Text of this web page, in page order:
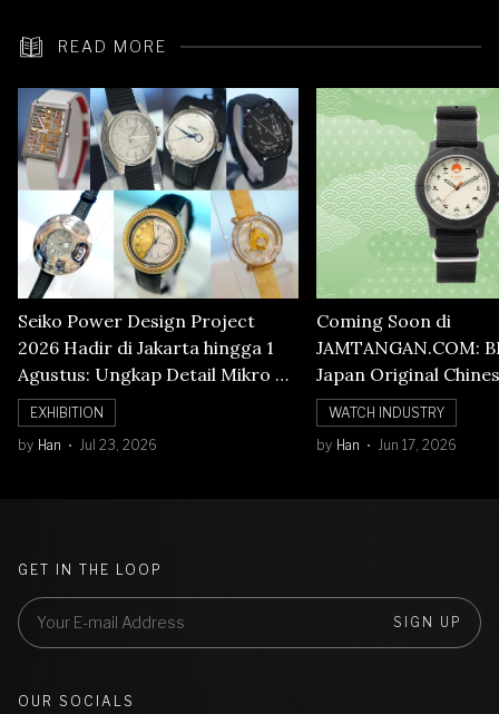
READ MORE
Seiko Power Design Project
2026 Hadir di Jakarta hingga 1
Agustus: Ungkap Detail Mikro di
Balik Seni Watchmaking
EXHIBITION
by Han Jul 23, 2026
Coming Soon di
JAMTANGAN.COM:
Japan Original
Numerals Watch
WATCH INDUSTRY
by Han Jun 17, 2026
GET IN THE LOOP
SIGN UP
OUR SOCIALS